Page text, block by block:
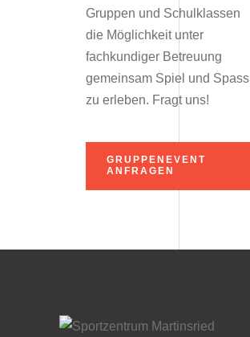
Gruppen und Schulklassen
die Möglichkeit unter
fachkundiger Betreuung
gemeinsam Spiel und Spass
zu erleben. Fragt uns!
GRUPPENEVENT
ANFRAGEN